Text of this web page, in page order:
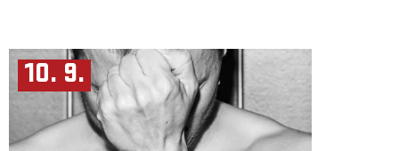
10. 9.